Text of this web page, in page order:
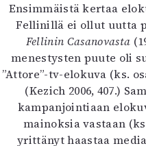
Tilaus
Ensimmäistä kertaa
Fellinillä ei ollut uutta
Fellinin Casanovasta
menestysten puute oli
”Attore”-tv-elokuva (ks.
(Kezich 2006, 407.)
kampanjointiaan
mainoksia vastaan
yrittänyt haastaa